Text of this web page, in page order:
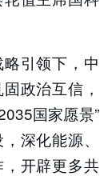
引领下，中
政治互信，
国家愿景”
深化能源、
开辟更多共